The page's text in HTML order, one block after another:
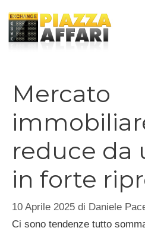
contenuto
Mercato
reduce da
in forte
10 Aprile 2025 di Daniele
Ci sono tendenze tutto